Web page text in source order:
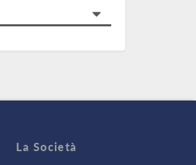
La Società